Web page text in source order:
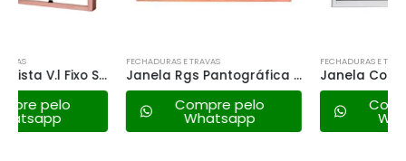
FECHADURAS E TRAVAS
Janela Rgs Pantográfica Mista V.l – 120×100
Compre pelo
Whatsapp
FECHADURAS E TRAVAS
Janela Correr Alumasa 2 Folhas 100×100 Tuo Branca
Compre pelo
Whatsapp